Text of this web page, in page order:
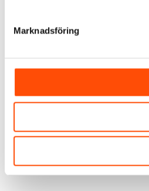
Marknadsföring